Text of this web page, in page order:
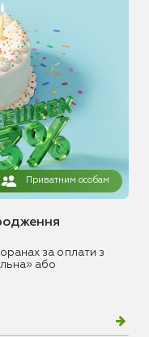
Приватним особам
за оплати з
або